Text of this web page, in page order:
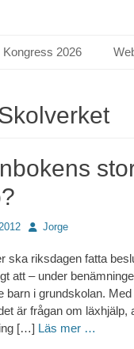
Kongress 2026
Författare
Jorge
ska riksdagen fatta
att – under
barn i grundskolan.
är frågan om
[…] Läs mer …